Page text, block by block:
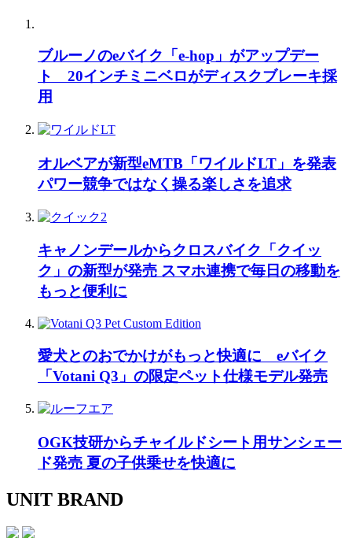
ブルーノのeバイク「e-hop」がアップデー
ト 20インチミニベロがディスクブレーキ採
用
オルベアが新型eMTB「ワイルドLT」を発表
パワー競争ではなく操る楽しさを追求
キャノンデールからクロスバイク「クイッ
ク」の新型が発売 スマホ連携で毎日の移動を
もっと便利に
愛犬とのおでかけがもっと快適に eバイク
「Votani Q3」の限定ペット仕様モデル発売
OGK技研からチャイルドシート用サンシェー
ド発売 夏の子供乗せを快適に
UNIT BRAND